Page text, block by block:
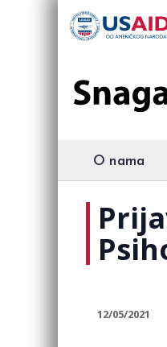
O nama
12/05/2021